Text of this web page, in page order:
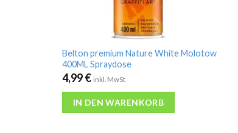
Belton premium Nature White Molotow
400ML Spraydose
4,99€ inkl. MwSt
IN DEN WARENKORB